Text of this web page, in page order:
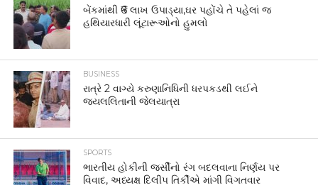
ભારતીય હોકીની જર્સીનો રંગ બદલવાના નિર્ણય પર
વિવાદ, અધ્યક્ષ દિલીપ તિર્કીએ માંગી વિગતવાર
INDIA
19 વર્ષ બાદ કોલકાતામાં તસ્લીમા નસરીનની
વાપસીથી વિવાદ
ENTERTAINMENT
પ્રીતિ ઝિન્ટા અને વિદેશી ક્રિકેટરના અફેરની ચર્ચા,
આખરે અભિનેત્રીએ ખુદ કહી દીધી હકીકત!